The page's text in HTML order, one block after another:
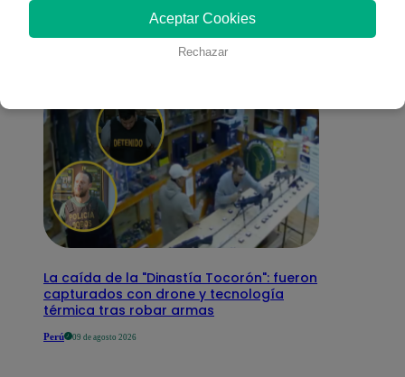
interesar
La caída de la "Dinastía Tocorón": fueron
capturados con drone y tecnología
térmica tras robar armas
Perú 09 de agosto 2026
Aceptar Cookies
Rechazar